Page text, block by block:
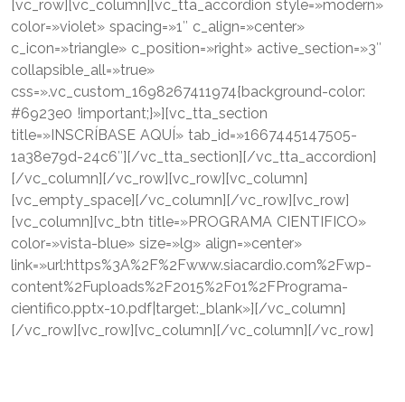
[vc_row][vc_column][vc_tta_accordion style=»modern»
color=»violet» spacing=»1″ c_align=»center»
c_icon=»triangle» c_position=»right» active_section=»3″
collapsible_all=»true»
css=».vc_custom_1698267411974{background-color:
#6923e0 !important;}»][vc_tta_section
title=»INSCRÍBASE AQUÍ» tab_id=»1667445147505-
1a38e79d-24c6″][/vc_tta_section][/vc_tta_accordion]
[/vc_column][/vc_row][vc_row][vc_column]
[vc_empty_space][/vc_column][/vc_row][vc_row]
[vc_column][vc_btn title=»PROGRAMA CIENTIFICO»
color=»vista-blue» size=»lg» align=»center»
link=»url:https%3A%2F%2Fwww.siacardio.com%2Fwp-
content%2Fuploads%2F2015%2F01%2FPrograma-
cientifico.pptx-10.pdf|target:_blank»][/vc_column]
[/vc_row][vc_row][vc_column][/vc_column][/vc_row]